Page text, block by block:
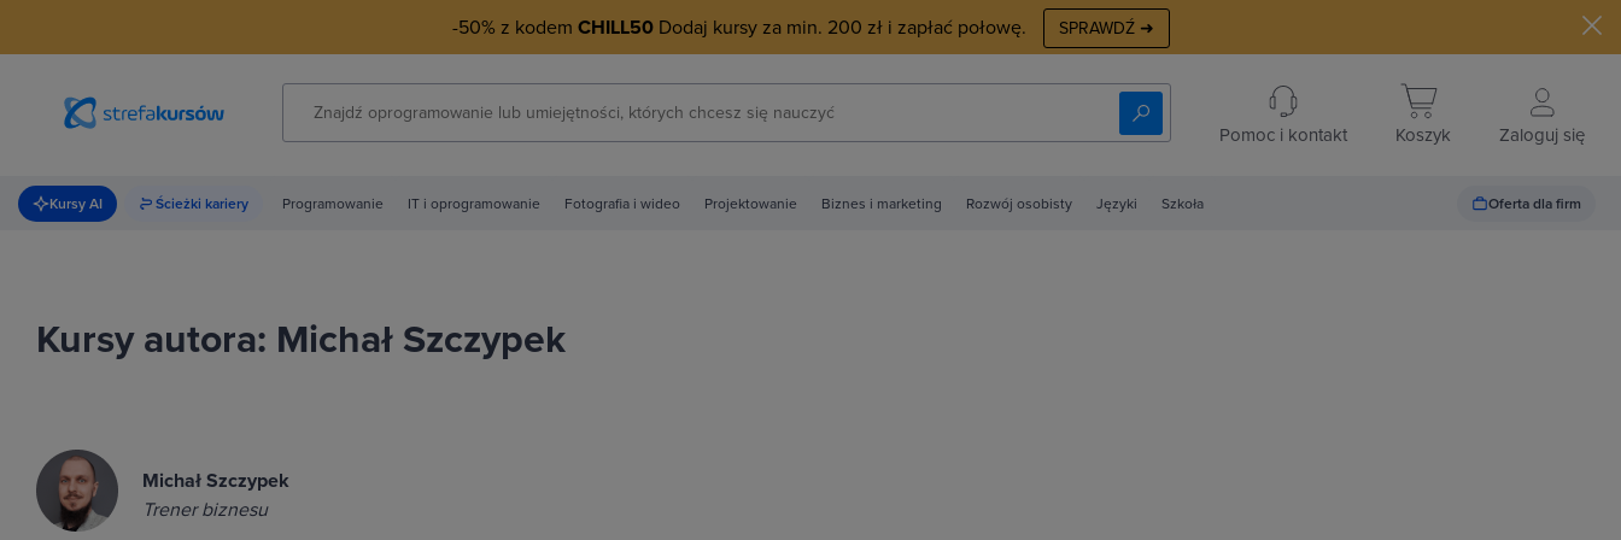
-50% z kodem CHILL50Dodaj kursy za min. 200 zł i zapłać połowę. SPRAWDŹ ➜
Pomoc i kontakt Koszyk Zaloguj się
Kursy AI Ścieżki kariery Programowanie IT i oprogramowanie Fotografia i wideo Projektowanie Biznes i marketing Rozwój osobisty Języki Szkoła Oferta dla firm
Kursy autora: Michał Szczypek
Michał Szczypek
Trener biznesu